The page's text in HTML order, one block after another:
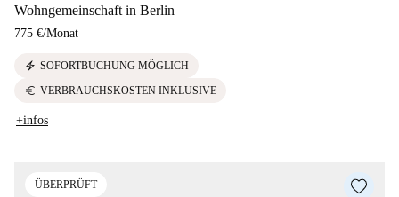
Wohngemeinschaft in Berlin
775 €/Monat
electric_bolt SOFORTBUCHUNG MÖGLICH
euro VERBRAUCHSKOSTEN INKLUSIVE
+infos
ÜBERPRÜFT